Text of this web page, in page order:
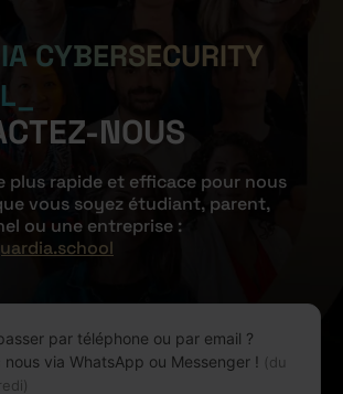
CYBERSECURITY
NOUS
plus rapide et efficace pour nous
vous soyez étudiant, parent,
ou une entreprise :
par téléphone ou par email ?
via WhatsApp ou Messenger ! (du